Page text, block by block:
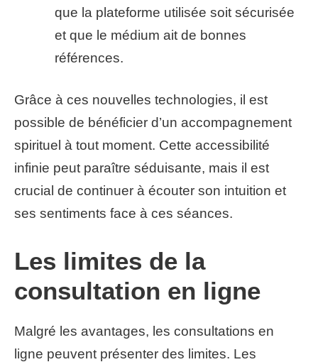
que la plateforme utilisée soit sécurisée
et que le médium ait de bonnes
références.
Grâce à ces nouvelles technologies, il est
possible de bénéficier d’un accompagnement
spirituel à tout moment. Cette accessibilité
infinie peut paraître séduisante, mais il est
crucial de continuer à écouter son intuition et
ses sentiments face à ces séances.
Les limites de la
consultation en ligne
Malgré les avantages, les consultations en
ligne peuvent présenter des limites. Les